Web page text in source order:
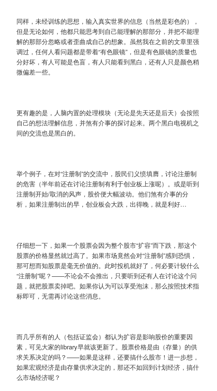
同样，未经训练的思想，输入真实世界的信息（当然是彩色的），
但是无论如何，他都只能思考到自己能理解的那部分，并把不能理
解的那部分忽略或者歪曲成自己的想象。虽然我在之前的文章里强
调过，任何人看问题都是带着“有色眼镜”，但是有色眼镜的质量也
分好坏，有人可能是色盲，有人只能看到黑白，还有人只是颜色稍
微偏差一些。
更有趣的是，人脑内置的处理模块（无论是先天还是后天）会按照
自己的想法理解信息，并煞有介事的探讨起来。两个黑白电视机之
间的交流也是黑白的。
举个例子，在对“注册制”的交流中，股民们义愤填膺，讨论注册制
的危害（半年前还在讨论注册制有利于创业板上涨呢）。或是听到
注册制开始/取消的风声，股价便大幅波动。他们煞有介事的分
析，如果注册制出的早，创业板会大跌，出得晚，就是利好…
仔细想一下，如果一个股票会因为整个股市“扩容”而下跌，那这个
股票的价格显然就过高了。如果市场竟然会对“注册制”感到恐惧，
那可想而知股票是毫无价值的。此时投机就好了，何必要计较什么
“注册制”呢？——不论会不会推出，只要听到还有人在讨论这个问
题，就把股票卖掉吧。如果你认为可以享受泡沫，那么按照技术指
标即可，无需再讨论这些消息。
而几乎所有的人（包括证监会）都认为扩容是影响股价的重要因
素，可见大家的library早就该更新了。股票价格是由（存量）的供
求关系决定的吗？——如果是这样，还要搞什么股市！进一步想，
如果宏观经济是由存量供求决定的，那还不如回到计划经济，搞什
么市场经济呢？